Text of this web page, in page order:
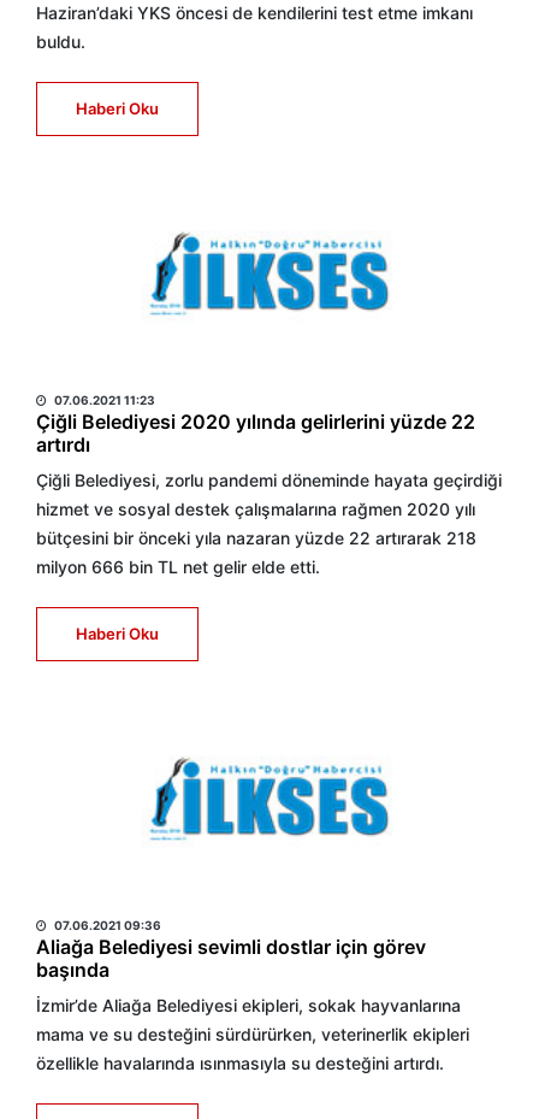
Haziran’daki YKS öncesi de kendilerini test etme imkanı
buldu.
Haberi Oku
07.06.2021 11:23
Çiğli Belediyesi 2020 yılında gelirlerini yüzde 22
artırdı
Çiğli Belediyesi, zorlu pandemi döneminde hayata geçirdiği
hizmet ve sosyal destek çalışmalarına rağmen 2020 yılı
bütçesini bir önceki yıla nazaran yüzde 22 artırarak 218
milyon 666 bin TL net gelir elde etti.
Haberi Oku
07.06.2021 09:36
Aliağa Belediyesi sevimli dostlar için görev
başında
İzmir’de Aliağa Belediyesi ekipleri, sokak hayvanlarına
mama ve su desteğini sürdürürken, veterinerlik ekipleri
özellikle havalarında ısınmasıyla su desteğini artırdı.